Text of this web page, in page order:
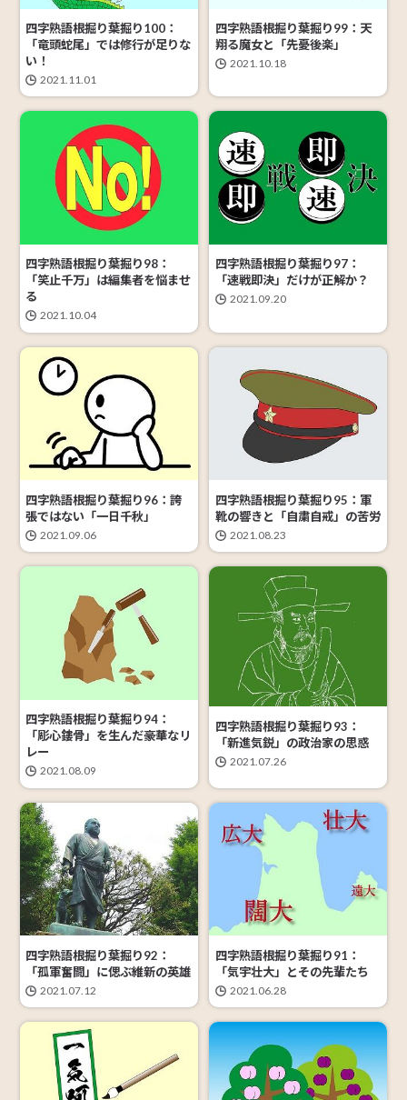
四字熟語根掘り葉掘り100：
「竜頭蛇尾」では修行が足りな
い！
2021.11.01
四字熟語根掘り葉掘り99：天
翔る魔女と「先憂後楽」
2021.10.18
四字熟語根掘り葉掘り98：
「笑止千万」は編集者を悩ませ
る
2021.10.04
四字熟語根掘り葉掘り97：
「速戦即決」だけが正解か？
2021.09.20
四字熟語根掘り葉掘り96：誇
張ではない「一日千秋」
2021.09.06
四字熟語根掘り葉掘り95：軍
靴の響きと「自粛自戒」の苦労
2021.08.23
四字熟語根掘り葉掘り94：
「彫心鏤骨」を生んだ豪華なリ
レー
2021.08.09
四字熟語根掘り葉掘り93：
「新進気鋭」の政治家の思惑
2021.07.26
四字熟語根掘り葉掘り92：
「孤軍奮闘」に偲ぶ維新の英雄
2021.07.12
四字熟語根掘り葉掘り91：
「気宇壮大」とその先輩たち
2021.06.28